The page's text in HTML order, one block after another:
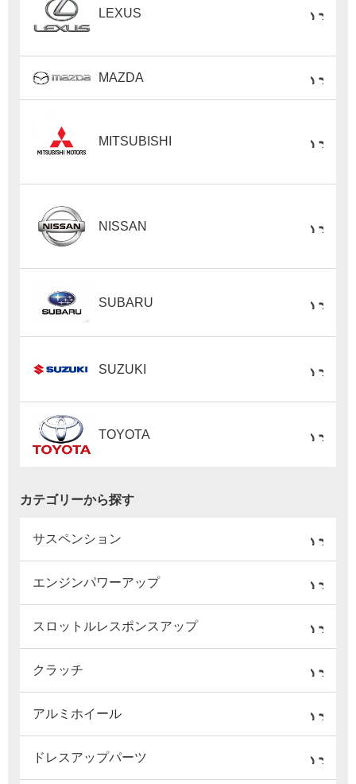
LEXUS
MAZDA
MITSUBISHI
NISSAN
SUBARU
SUZUKI
TOYOTA
カテゴリーから探す
サスペンション
エンジンパワーアップ
スロットルレスポンスアップ
クラッチ
アルミホイール
ドレスアップパーツ